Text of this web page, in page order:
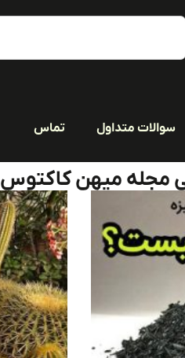
سوالات متداول تماس
مجله میهن کاکتوس